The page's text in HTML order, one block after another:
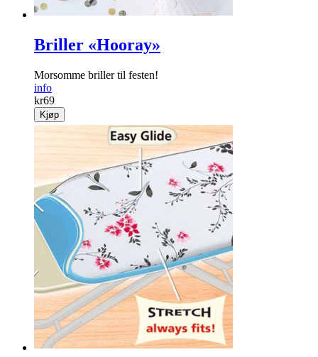
Briller «Hooray»
Morsomme briller til festen!
info
kr69
Kjøp